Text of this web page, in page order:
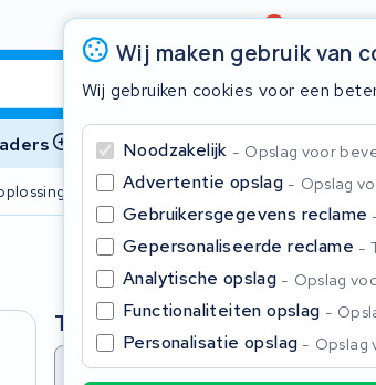
Beoordeling4,6/5
Accessoires
2 jaar
Wij maken gebruik van
Wij gebruiken cookies voor een
Noodzakelijk Opslag voor
Advertentie opslag Opslag
Gebruikersgegevens reclame
Gepersonaliseerde reclame
Analytische opslag Opslag
Functionaliteiten opslag
Personalisatie opslag Opslag
Type
Accu revisie Accu